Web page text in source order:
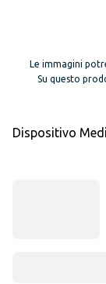
Le immagini
Su questo
Dispositivo